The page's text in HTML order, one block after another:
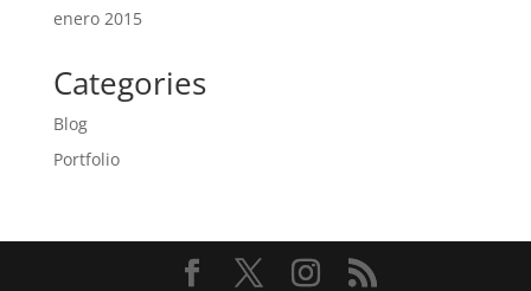
enero 2015
Categories
Blog
Portfolio